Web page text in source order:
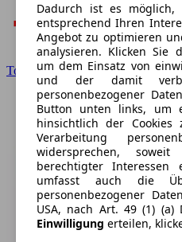
Toyota
Dadurch ist es möglich,
entsprechend Ihren
Angebot zu optimieren
analysieren. Klicken Sie
um dem Einsatz von
und der damit
personenbezogener
Button unten links, um
hinsichtlich der
Verarbeitung
widersprechen,
berechtigter Interessen
umfasst auch die
personenbezogener
USA, nach Art. 49 (1) (a)
Einwilligung erteilen,